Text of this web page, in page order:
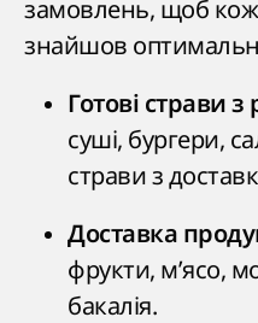
замовлень, щоб
знайшов
Готові страви з
суші, бургери,
страви з
Доставка
фрукти, м’ясо,
бакалія.